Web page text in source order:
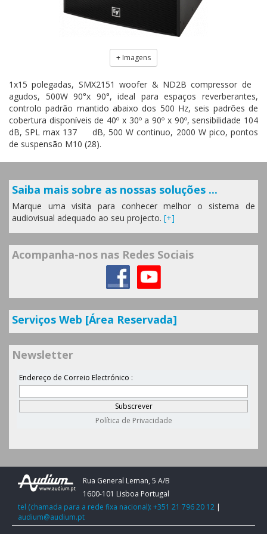
+ Imagens
1x15 polegadas, SMX2151 woofer & ND2B compressor de
agudos, 500W 90°x 90°, ideal para espaços reverberantes,
controlo padrão mantido abaixo dos 500 Hz, seis padrões de
cobertura disponíveis de 40º x 30º a 90º x 90º, sensibilidade 104
dB, SPL max 137 dB, 500 W continuo, 2000 W pico, pontos
de suspensão M10 (28).
Saiba mais sobre as nossas soluções ...
Marque uma visita para conhecer melhor o sistema de
audiovisual adequado ao seu projecto. [+]
Acompanha-nos nas Redes Sociais
Serviços Web [Área Reservada]
Newsletter
Rua General Leman, 5 A/B
1600-101 Lisboa Portugal
tel (chamada para a rede fixa nacional): +351 21 796 20 12 |
audium@audium.pt